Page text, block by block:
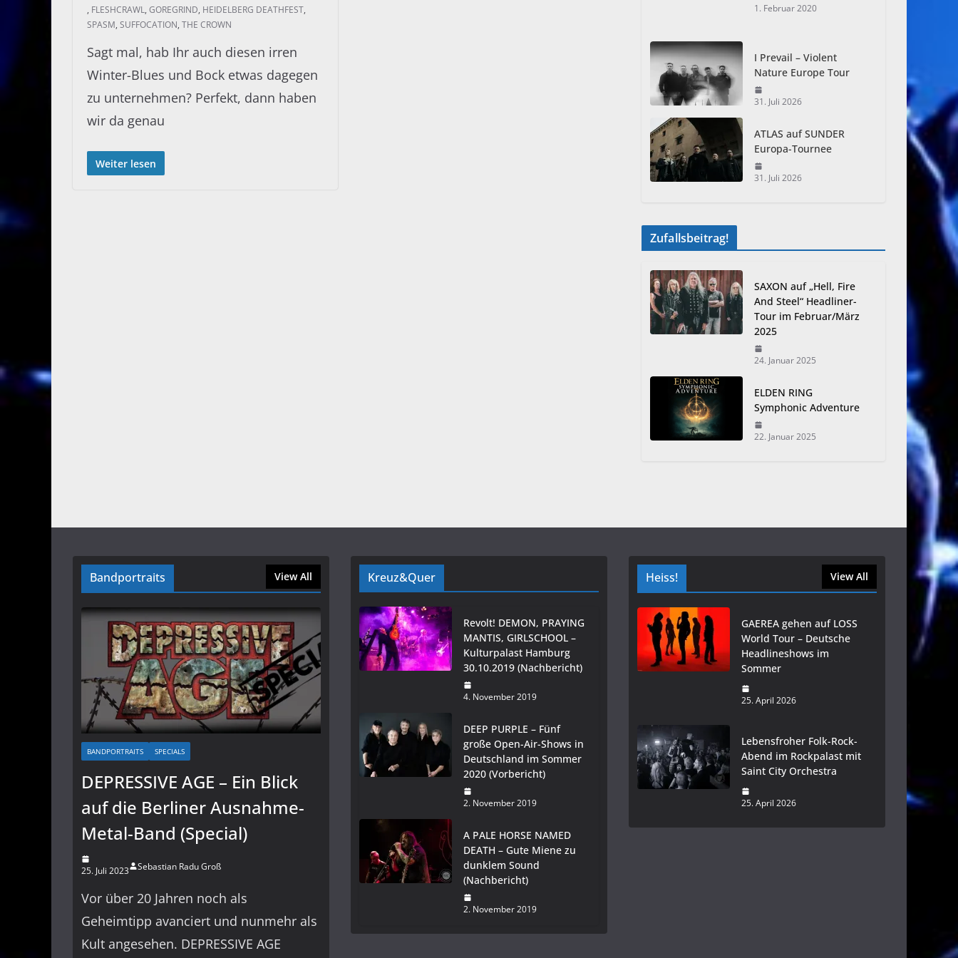
, FLESHCRAWL, GOREGRIND, HEIDELBERG DEATHFEST,
SPASM, SUFFOCATION, THE CROWN
Sagt mal, hab Ihr auch diesen irren
Winter-Blues und Bock etwas dagegen
zu unternehmen? Perfekt, dann haben
wir da genau
Weiter lesen
1. Februar 2020
I Prevail – Violent
Nature Europe Tour
31. Juli 2026
ATLAS auf SUNDER
Europa-Tournee
31. Juli 2026
Zufallsbeitrag!
SAXON auf „Hell, Fire
And Steel“ Headliner-
Tour im Februar/März
2025
24. Januar 2025
ELDEN RING
Symphonic Adventure
22. Januar 2025
Bandportraits View All
BANDPORTRAITS SPECIALS
DEPRESSIVE AGE – Ein Blick
auf die Berliner Ausnahme-
Metal-Band (Special)
25. Juli 2023 Sebastian Radu Groß
Vor über 20 Jahren noch als
Geheimtipp avanciert und nunmehr als
Kult angesehen. DEPRESSIVE AGE
Kreuz&Quer
Revolt! DEMON, PRAYING
MANTIS, GIRLSCHOOL –
Kulturpalast Hamburg
30.10.2019 (Nachbericht)
4. November 2019
DEEP PURPLE – Fünf
große Open-Air-Shows in
Deutschland im Sommer
2020 (Vorbericht)
2. November 2019
A PALE HORSE NAMED
DEATH – Gute Miene zu
dunklem Sound
(Nachbericht)
2. November 2019
Heiss! View All
GAEREA gehen auf LOSS
World Tour – Deutsche
Headlineshows im
Sommer
25. April 2026
Lebensfroher Folk-Rock-
Abend im Rockpalast mit
Saint City Orchestra
25. April 2026